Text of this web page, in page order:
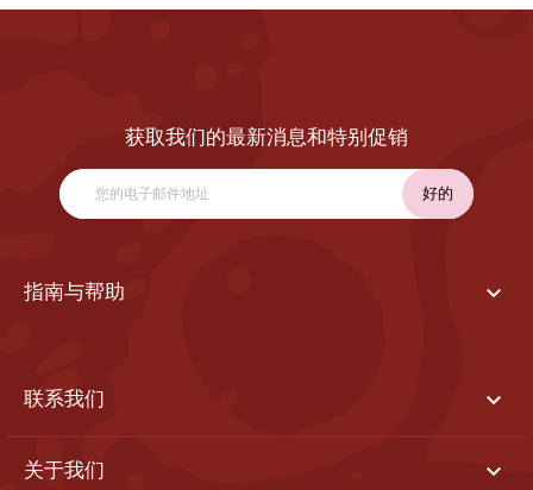
获取我们的最新消息和特别促销
指南与帮助 
联系我们 
关于我们 